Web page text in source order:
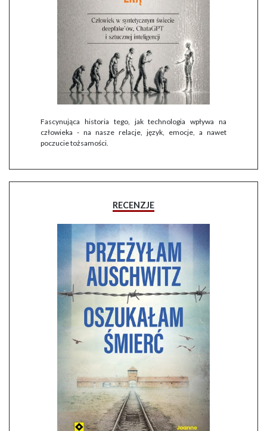
Fascynująca historia tego, jak technologia wpływa na
człowieka - na nasze relacje, język, emocje, a nawet
poczucie tożsamości.
RECENZJE